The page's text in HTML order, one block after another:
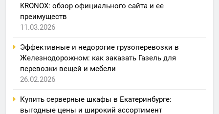
KRONOX: обзор официального сайта и ее
преимуществ
11.03.2026
Эффективные и недорогие грузоперевозки в
Железнодорожном: как заказать Газель для
перевозки вещей и мебели
26.02.2026
Купить серверные шкафы в Екатеринбурге:
выгодные цены и широкий ассортимент